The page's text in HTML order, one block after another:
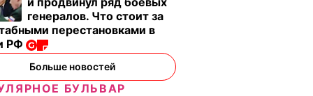
В
нет
12 апреля,
ВОЙНА В
генералов. Что стоит за
перестановками в
РФ
Больше новостей
БУЛЬВАР